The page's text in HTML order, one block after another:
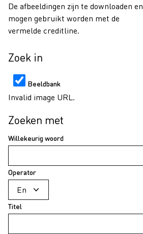
De afbeeldingen zijn te downloaden en
mogen gebruikt worden met de
vermelde creditline.
Zoek in
Beeldbank
Invalid image URL.
Zoeken met
Willekeurig woord
Operator
Titel